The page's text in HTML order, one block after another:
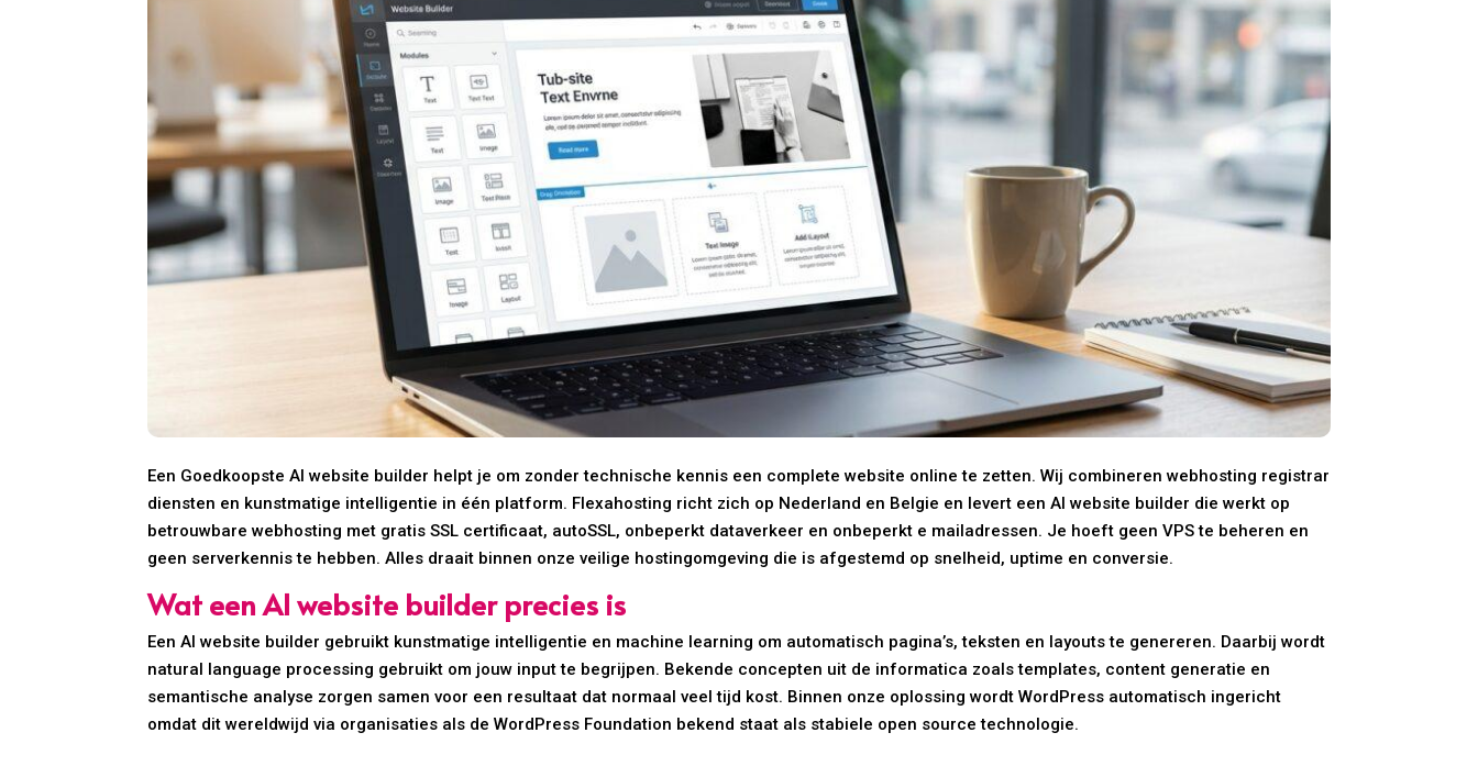
Een Goedkoopste AI website builder helpt je om zonder technische kennis een complete website online te zetten. Wij combineren webhosting registrar
diensten en kunstmatige intelligentie in één platform. Flexahosting richt zich op Nederland en Belgie en levert een AI website builder die werkt op
betrouwbare webhosting met gratis SSL certificaat, autoSSL, onbeperkt dataverkeer en onbeperkt e mailadressen. Je hoeft geen VPS te beheren en
geen serverkennis te hebben. Alles draait binnen onze veilige hostingomgeving die is afgestemd op snelheid, uptime en conversie.
Wat een AI website builder precies is
Een AI website builder gebruikt kunstmatige intelligentie en machine learning om automatisch pagina’s, teksten en layouts te genereren. Daarbij wordt
natural language processing gebruikt om jouw input te begrijpen. Bekende concepten uit de informatica zoals templates, content generatie en
semantische analyse zorgen samen voor een resultaat dat normaal veel tijd kost. Binnen onze oplossing wordt WordPress automatisch ingericht
omdat dit wereldwijd via organisaties als de WordPress Foundation bekend staat als stabiele open source technologie.